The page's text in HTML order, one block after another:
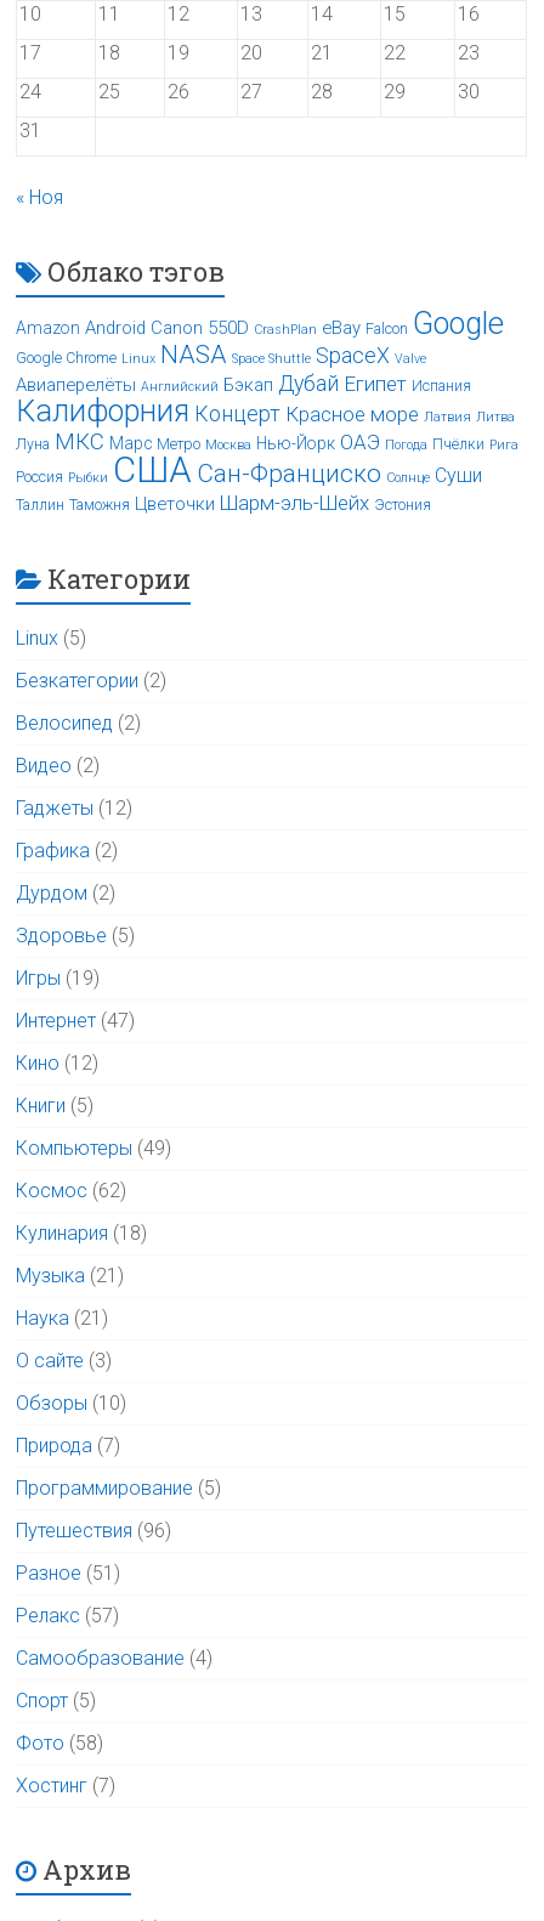
10
11 12 13 14 15
16
17
18 19 20 21 22
23
24
25 26 27 28 29
30
31
« Ноя
Облако тэгов
Amazon Android Canon 550D CrashPlan eBay Falcon Google
Google Chrome Linux NASA Space Shuttle SpaceX Valve
Авиаперелёты Английский Бэкап Дубай Египет Испания
Калифорния Концерт Красное море Латвия Литва
Луна МКС Марс Метро Москва Нью-Йорк ОАЭ Погода Пчёлки Рига
Россия Рыбки США Сан-Франциско Солнце Суши
Таллин Таможня Цветочки Шарм-эль-Шейх Эстония
Категории
Linux (5)
Безкатегории (2)
Велосипед (2)
Видео (2)
Гаджеты (12)
Графика (2)
Дурдом (2)
Здоровье (5)
Игры (19)
Интернет (47)
Кино (12)
Книги (5)
Компьютеры (49)
Космос (62)
Кулинария (18)
Музыка (21)
Наука (21)
О сайте (3)
Обзоры (10)
Природа (7)
Программирование (5)
Путешествия (96)
Разное (51)
Релакс (57)
Самообразование (4)
Спорт (5)
Фото (58)
Хостинг (7)
Архив